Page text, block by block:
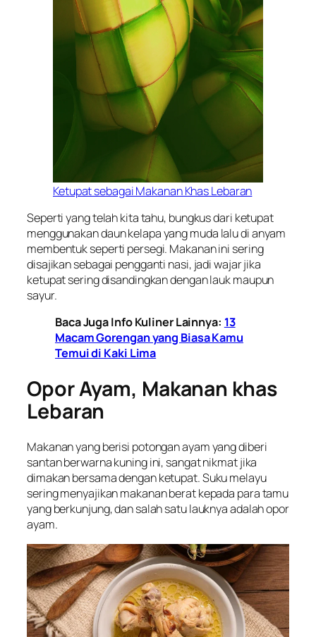
Ketupat sebagai Makanan Khas Lebaran
Seperti yang telah kita tahu, bungkus dari ketupat
menggunakan daun kelapa yang muda lalu di anyam
membentuk seperti persegi. Makanan ini sering
disajikan sebagai pengganti nasi, jadi wajar jika
ketupat sering disandingkan dengan lauk maupun
sayur.
Baca Juga Info Kuliner Lainnya: 13
Macam Gorengan yang Biasa Kamu
Temui di Kaki Lima
Opor Ayam, Makanan khas
Lebaran
Makanan yang berisi potongan ayam yang diberi
santan berwarna kuning ini, sangat nikmat jika
dimakan bersama dengan ketupat. Suku melayu
sering menyajikan makanan berat kepada para tamu
yang berkunjung, dan salah satu lauknya adalah opor
ayam.